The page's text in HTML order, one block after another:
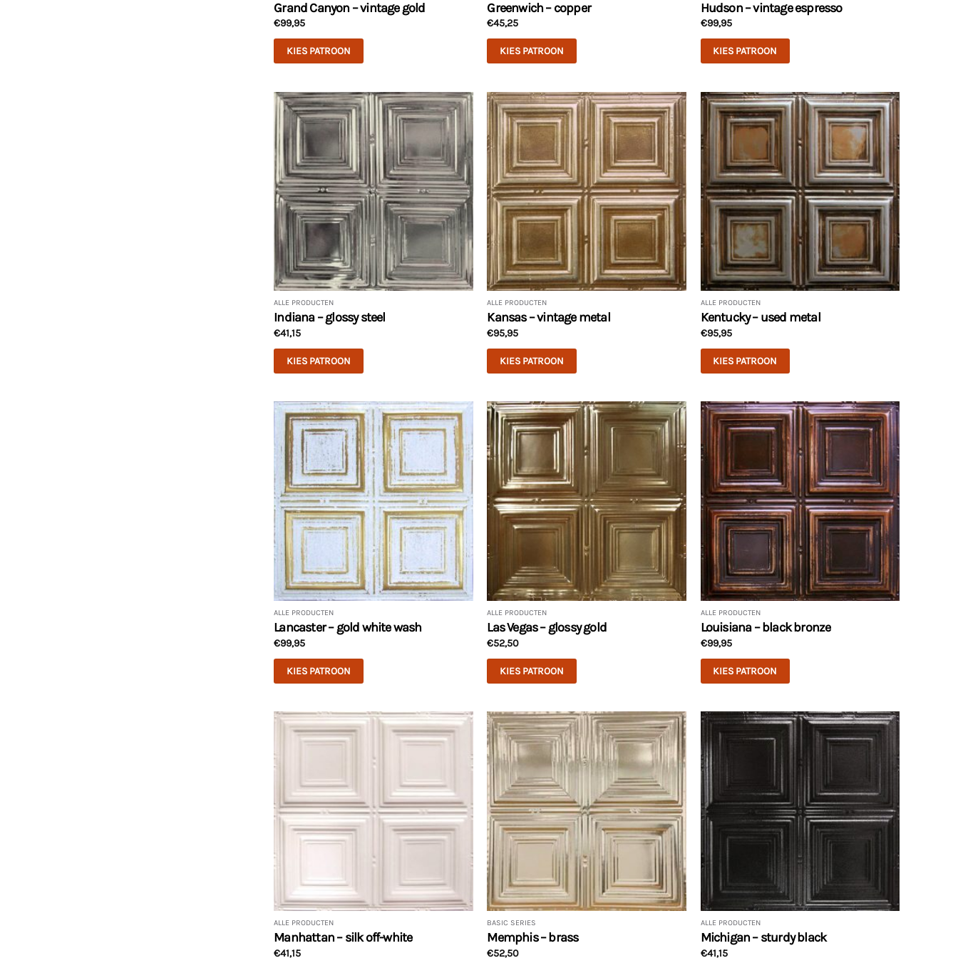
Grand Canyon – vintage gold
€99,95
KIES PATROON
Greenwich – copper
€45,25
KIES PATROON
Hudson – vintage espresso
€99,95
KIES PATROON
ALLE PRODUCTEN
Indiana – glossy steel
€41,15
KIES PATROON
ALLE PRODUCTEN
Kansas – vintage metal
€95,95
KIES PATROON
ALLE PRODUCTEN
Kentucky – used metal
€95,95
KIES PATROON
ALLE PRODUCTEN
Lancaster – gold white wash
€99,95
KIES PATROON
ALLE PRODUCTEN
Las Vegas – glossy gold
€52,50
KIES PATROON
ALLE PRODUCTEN
Louisiana – black bronze
€99,95
KIES PATROON
ALLE PRODUCTEN
Manhattan – silk off-white
€41,15
BASIC SERIES
Memphis – brass
€52,50
ALLE PRODUCTEN
Michigan – sturdy black
€41,15